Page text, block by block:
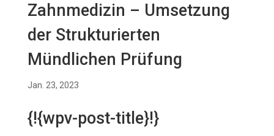
Zahnmedizin – Umsetzung
der Strukturierten
Mündlichen Prüfung
Jan. 23, 2023
{!{wpv-post-title}!}